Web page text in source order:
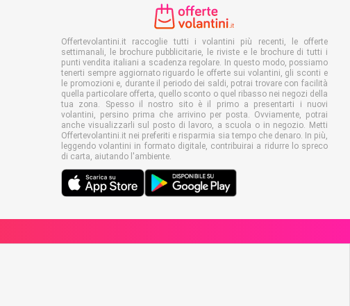
Offertevolantini.it raccoglie tutti i volantini più recenti, le offerte
settimanali, le brochure pubblicitarie, le riviste e le brochure di tutti i
punti vendita italiani a scadenza regolare. In questo modo, possiamo
tenerti sempre aggiornato riguardo le offerte sui volantini, gli sconti e
le promozioni e, durante il periodo dei saldi, potrai trovare con facilità
quella particolare offerta, quello sconto o quel ribasso nei negozi della
tua zona. Spesso il nostro sito è il primo a presentarti i nuovi
volantini, persino prima che arrivino per posta. Ovviamente, potrai
anche visualizzarli sul posto di lavoro, a scuola o in negozio. Metti
Offertevolantini.it nei preferiti e risparmia sia tempo che denaro. In più,
leggendo volantini in formato digitale, contribuirai a ridurre lo spreco
di carta, aiutando l'ambiente.